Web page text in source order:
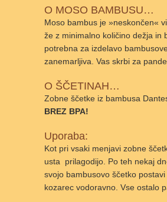
O MOSO BAMBUSU…
Moso bambus je »neskončen«
že z minimalno količino dežja in
potrebna za izdelavo
zanemarljiva. Vas skrbi za
O ŠČETINAH…
Zobne ščetke iz bambusa
BREZ BPA!
Uporaba:
Kot pri vsaki menjavi zobne
usta prilagodijo. Po teh nekaj
svojo bambusovo ščetko
kozarec vodoravno. Vse ostalo